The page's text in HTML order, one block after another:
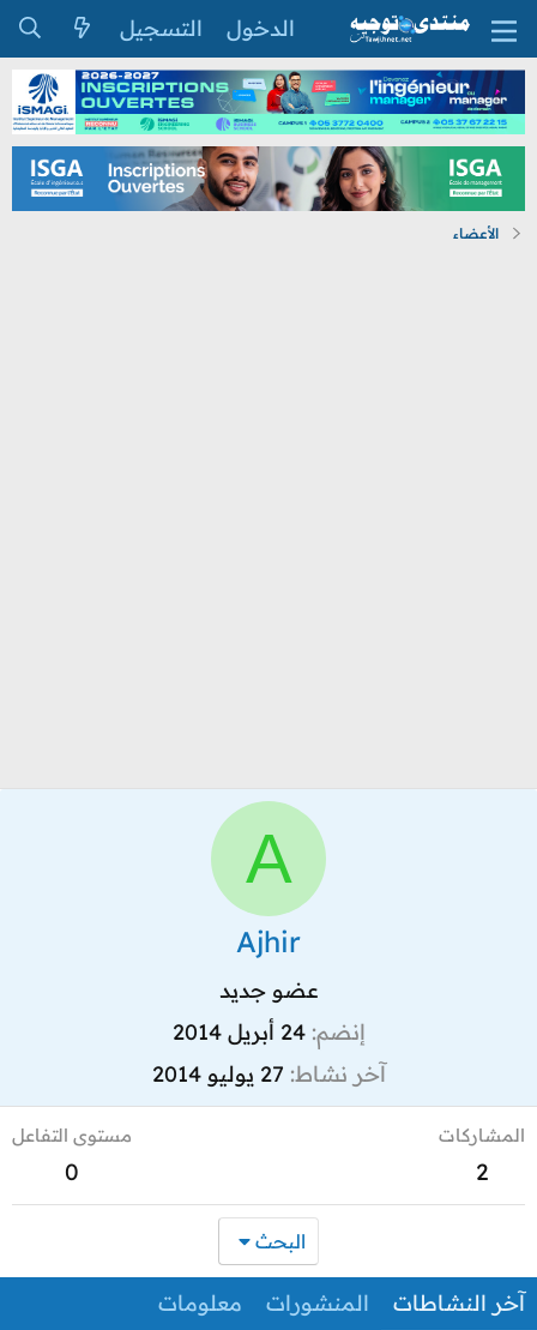
الدخول التسجيل
الأعضاء
A
Ajhir
عضو جديد
إنضم 24 أبريل 2014
آخر نشاط 27 يوليو 2014
المشاركات
2
مستوى التفاعل
0
البحث
آخر النشاطات المنشورات معلومات